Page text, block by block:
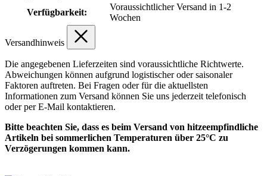
Verfügbarkeit:
Voraussichtlicher Versand in 1-2
Wochen
Versandhinweis
Die angegebenen Lieferzeiten sind voraussichtliche Richtwerte.
Abweichungen können aufgrund logistischer oder saisonaler
Faktoren auftreten. Bei Fragen oder für die aktuellsten
Informationen zum Versand können Sie uns jederzeit telefonisch
oder per E-Mail kontaktieren.
Bitte beachten Sie, dass es beim Versand von hitzeempfindliche
Artikeln bei sommerlichen Temperaturen über 25°C zu
Verzögerungen kommen kann.